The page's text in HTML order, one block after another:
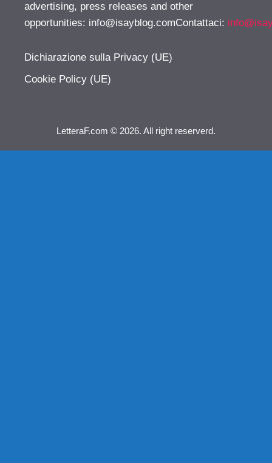
advertising, press releases and other
opportunities: info@isayblog.comContattaci:
Dichiarazione sulla Privacy (UE)
Cookie Policy (UE)
LetteraF.com © 2026. All right reserverd.